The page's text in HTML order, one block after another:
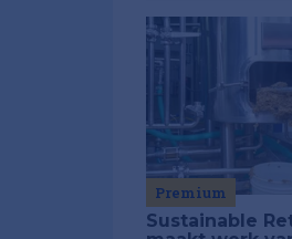
Premium
Sustainable